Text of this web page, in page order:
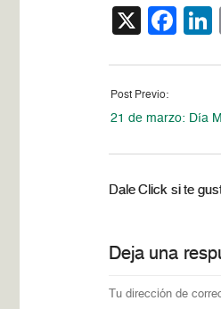
X
Post Previo:
21 de marzo: Día
Dale Click si te
Deja una
Tu dirección de